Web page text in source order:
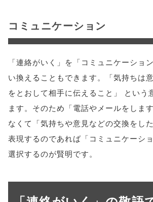
コミュニケーション
「連絡がいく」を「コミュニケーショ
い換えることもできます。「気持ちは
をとおして相手に伝えること」 という
ます。そのため「電話やメールをしま
なくて「気持ちや意見などの交換をし
表現するのであれば「コミュニケーシ
選択するのが賢明です。